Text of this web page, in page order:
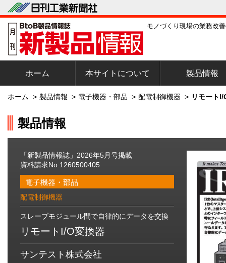
モノづくり現場の業務改
ホーム 本サイトについて 製品情報
ホーム > 製品情報 > 電子機器・部品 > 配電制御機器 > リモート
製品情報
「新製品情報誌」2026年5月号掲載
資料請求No.1260500405
電子機器・部品
配電制御機器
スレーブモジュール間で自律的にデータを交換
リモートI/O変換器
サンテスト株式会社